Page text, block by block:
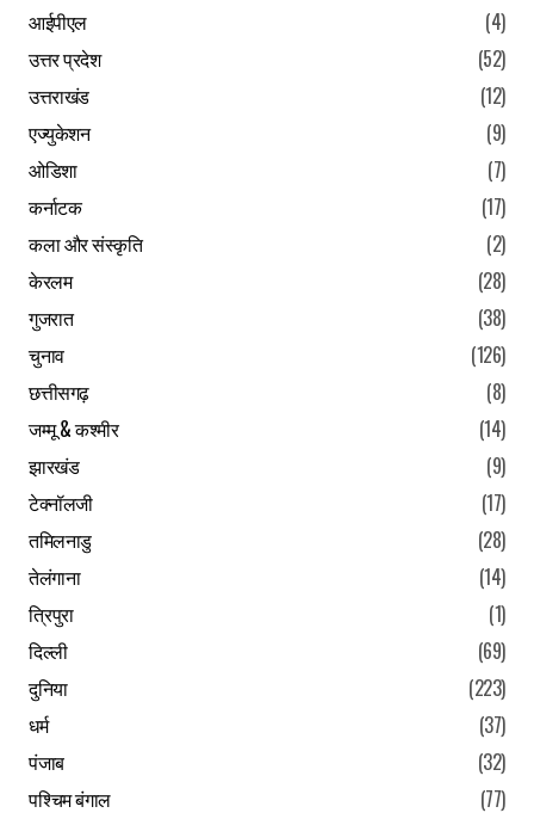
Submit Comment
आईपीएल
(4)
उत्तर प्रदेश
(52)
उत्तराखंड
(12)
एज्युकेशन
(9)
ओडिशा
(7)
कर्नाटक
(17)
कला और संस्कृति
(2)
केरलम
(28)
गुजरात
(38)
चुनाव
(126)
छत्तीसगढ़
(8)
जम्मू & कश्मीर
(14)
झारखंड
(9)
टेक्नॉलजी
(17)
तमिलनाडु
(28)
तेलंगाना
(14)
त्रिपुरा
(1)
दिल्ली
(69)
दुनिया
(223)
धर्म
(37)
पंजाब
(32)
पश्चिम बंगाल
(77)